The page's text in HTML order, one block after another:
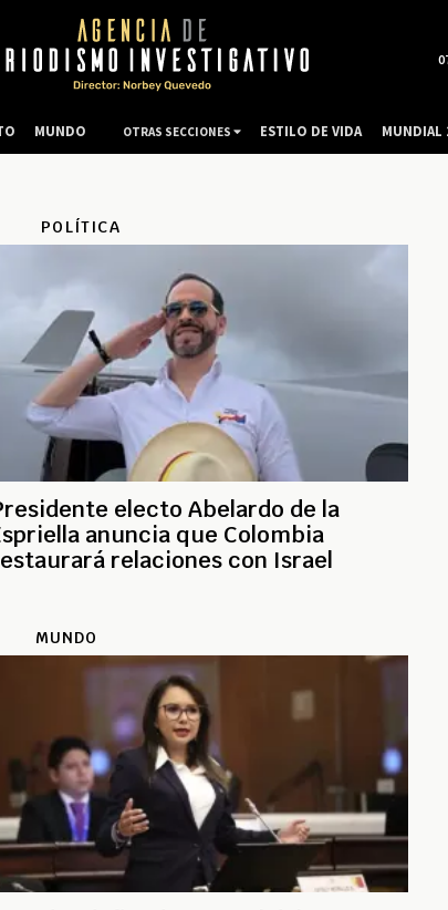
POLÍTICA
electo Abelardo de la
anuncia que Colombia
relaciones con Israel
MUNDO
MUNDO OTRAS SECCIONES ESTILO DE VIDA MUNDIAL